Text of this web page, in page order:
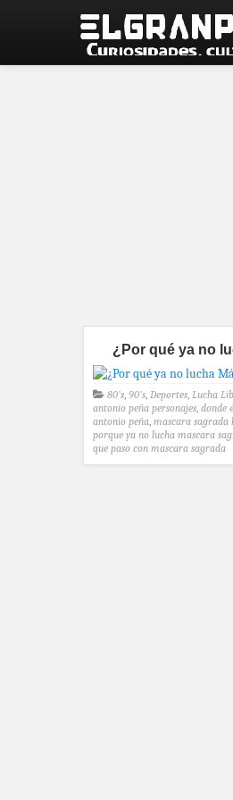
¿Por qué ya no
80's, 90's, Deportes, Lucha
antonio peña personajes, donde
antonio peña, mascara sagrada
porque ya no lucha mascara
que paso con mascara sagrada